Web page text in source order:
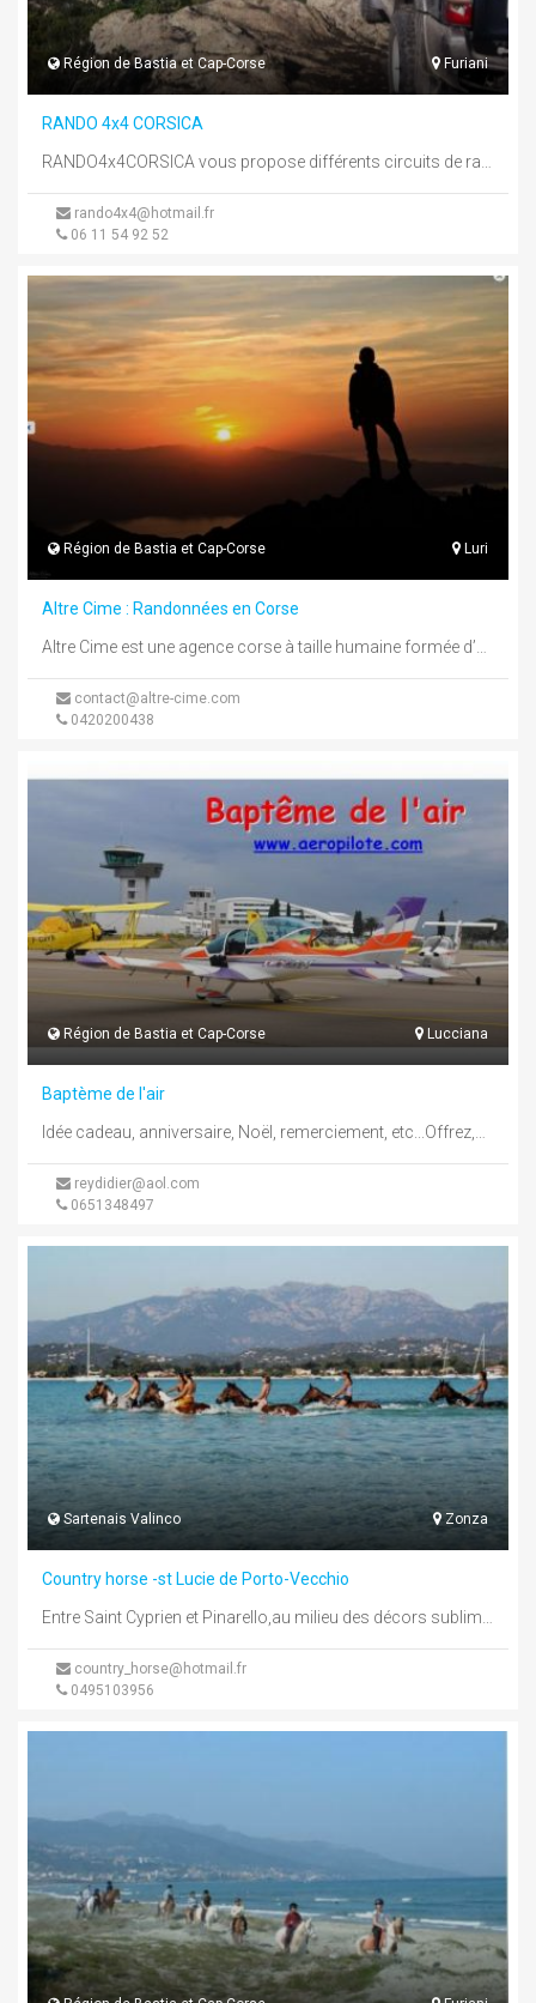
Région de Bastia et Cap-Corse Furiani
RANDO 4x4 CORSICA
rando4x4@hotmail.fr
06 11 54 92 52
Région de Bastia et Cap-Corse Luri
Altre Cime : Randonnées en Corse
contact@altre-cime.com
0420200438
Région de Bastia et Cap-Corse Lucciana
Baptème de l'air
reydidier@aol.com
0651348497
Sartenais Valinco Zonza
Country horse -st Lucie de Porto-Vecchio
country_horse@hotmail.fr
0495103956